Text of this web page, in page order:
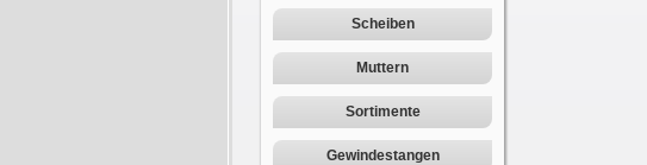
Scheiben
Muttern
Sortimente
Gewindestangen